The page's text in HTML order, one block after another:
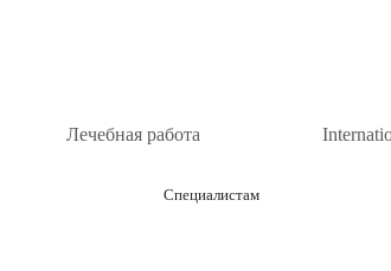
Лечебная работа
Специалистам